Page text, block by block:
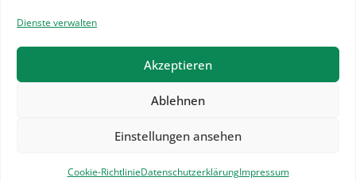
Dienste verwalten
Akzeptieren
Ablehnen
Einstellungen ansehen
Cookie-RichtlinieDatenschutzerklärungImpressum
Filter
Cookie-Richtlinie (EU)
© 2026 Mein Elektroauto. All Rights Reserved.